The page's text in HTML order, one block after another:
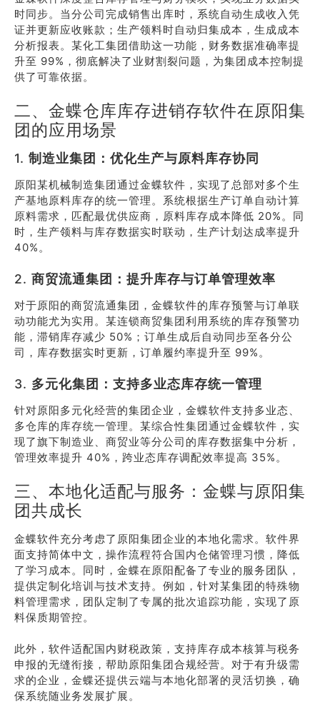
时同步。当分公司完成销售出库时，系统自动生成收入凭
证并更新应收账款；生产领料时自动归集成本，生成成本
分析报表。某化工集团借助这一功能，财务数据准确率提
升至 99%，彻底解决了业财割裂问题，为集团成本控制提
供了可靠依据。
二、金蝶仓库库存进销存软件在原阳集
团的应用场景
1. 制造业集团：优化生产与原料库存协同
原阳某机械制造集团通过金蝶软件，实现了总部对多个生
产基地原料库存的统一管理。系统根据生产订单自动计算
原料需求，匹配最优供应商，原料库存成本降低 20%。同
时，生产领料与库存数据实时联动，生产计划达成率提升
40%。
2. 商贸流通集团：提升库存与订单管理效率
对于原阳的商贸流通集团，金蝶软件的库存预警与订单联
动功能尤为实用。某连锁商贸集团利用系统的库存预警功
能，滞销库存减少 50%；订单生成后自动同步至各分公
司，库存数据实时更新，订单履约率提升至 99%。
3. 多元化集团：支持多业态库存统一管理
针对原阳多元化经营的集团企业，金蝶软件支持多业态、
多仓库的库存统一管理。某综合性集团通过金蝶软件，实
现了旗下制造业、商贸业等分公司的库存数据集中分析，
管理效率提升 40%，跨业态库存调配效率提高 35%。
三、本地化适配与服务：金蝶与原阳集
团共成长
金蝶软件充分考虑了原阳集团企业的本地化需求。软件界
面支持简体中文，操作流程符合国内仓储管理习惯，降低
了学习成本。同时，金蝶在原阳配备了专业的服务团队，
提供定制化培训与技术支持。例如，针对某集团的特殊物
料管理需求，团队定制了专属的批次追踪功能，实现了原
料保质期管控。
此外，软件适配国内财税政策，支持库存成本核算与税务
申报的无缝衔接，帮助原阳集团合规经营。对于有升级需
求的企业，金蝶还提供云端与本地化部署的灵活切换，确
保系统随业务发展扩展。